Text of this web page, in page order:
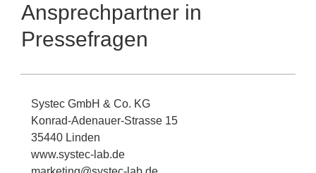
Ansprechpartner in
Pressefragen
Systec GmbH & Co. KG
Konrad-Adenauer-Strasse 15
35440 Linden
www.systec-lab.de